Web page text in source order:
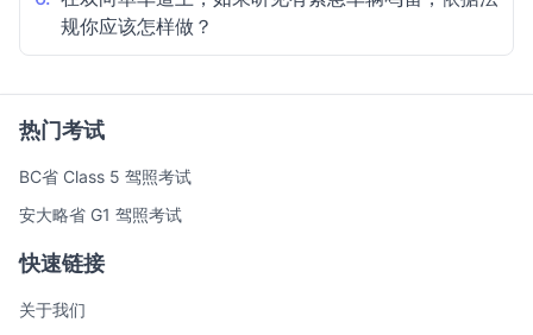
规你应该怎样做？
热门考试
BC省 Class 5 驾照考试
安大略省 G1 驾照考试
快速链接
关于我们